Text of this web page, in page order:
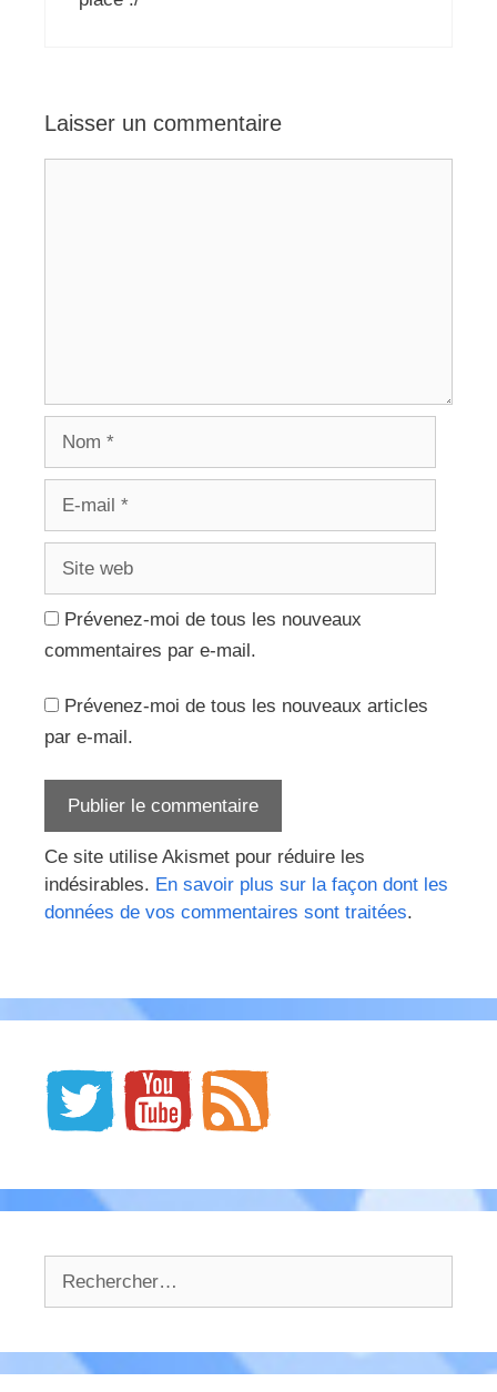
Laisser un commentaire
Prévenez-moi de tous les nouveaux
commentaires par e-mail.
Prévenez-moi de tous les nouveaux articles
par e-mail.
Ce site utilise Akismet pour réduire les
indésirables. En savoir plus sur la façon dont les
données de vos commentaires sont traitées.